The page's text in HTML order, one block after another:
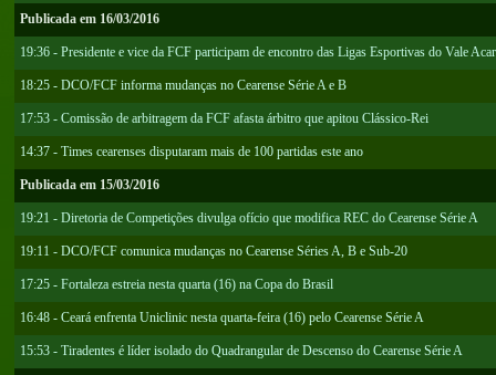
Publicada em 16/03/2016
19:36 - Presidente e vice da FCF participam de encontro das Ligas Esportivas do Vale
18:25 - DCO/FCF informa mudanças no Cearense Série A e B
17:53 - Comissão de arbitragem da FCF afasta árbitro que apitou Clássico-Rei
14:37 - Times cearenses disputaram mais de 100 partidas este ano
Publicada em 15/03/2016
19:21 - Diretoria de Competições divulga ofício que modifica REC do Cearense Série A
19:11 - DCO/FCF comunica mudanças no Cearense Séries A, B e Sub-20
17:25 - Fortaleza estreia nesta quarta (16) na Copa do Brasil
16:48 - Ceará enfrenta Uniclinic nesta quarta-feira (16) pelo Cearense Série A
15:53 - Tiradentes é líder isolado do Quadrangular de Descenso do Cearense Série A